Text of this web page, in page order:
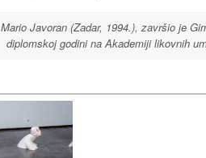
Mario Javoran (Zadar, 1994.), završio je
diplomskoj godini na Akademiji likovnih